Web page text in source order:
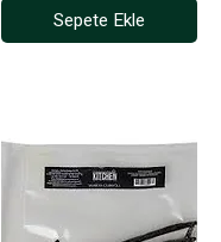
Sepete Ekle